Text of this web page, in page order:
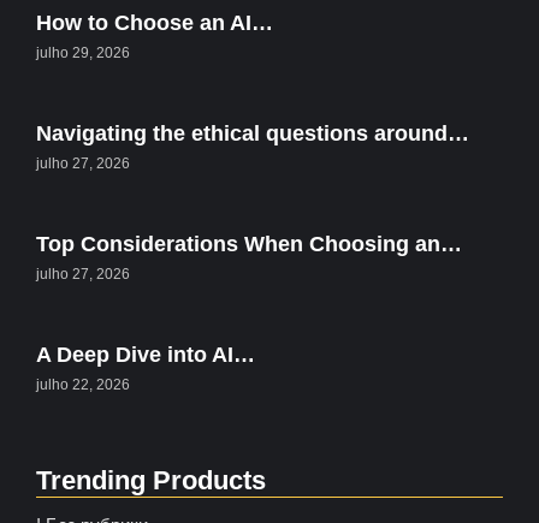
How to Choose an AI…
julho 29, 2026
Navigating the ethical questions around…
julho 27, 2026
Top Considerations When Choosing an…
julho 27, 2026
A Deep Dive into AI…
julho 22, 2026
Trending Products